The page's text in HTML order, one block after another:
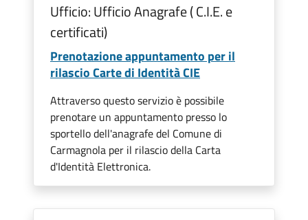
Ufficio: Ufficio Anagrafe ( C.I.E. e
certificati)
Prenotazione appuntamento per il
rilascio Carte di Identità CIE
Attraverso questo servizio è possibile
prenotare un appuntamento presso lo
sportello dell'anagrafe del Comune di
Carmagnola per il rilascio della Carta
d'Identità Elettronica.